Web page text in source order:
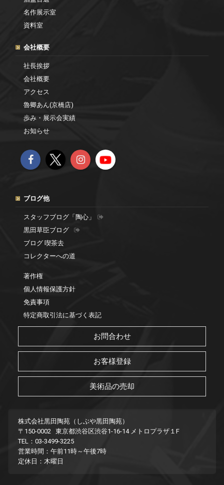
名作展示室
資料室
会社概要
社長挨拶
会社概要
アクセス
魯卿あん(京橋店)
歩み・展示会実績
お知らせ
ブログ他
スタッフブログ「陶心」
黒田草臣ブログ
ブログ 喫茶去
コレクターへの道
著作権
個人情報保護方針
免責事項
特定商取引法に基づく表記
お問合わせ
お客様登録
美術品の売却
株式会社黒田陶苑（しぶや黒田陶苑）
〒150-0002 東京都渋谷区渋谷1-16-14 メトロプラザ１F
TEL：03-3499-3225
営業時間：午前11時～午後7時
定休日：木曜日